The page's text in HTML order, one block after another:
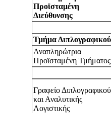
Προϊσταμένη
Διεύθυνσης
Τμήμα
Αναπληρώτρια
Προϊσταμένη Τμήματος
Γραφείο Διπλογραφικού
και Αναλυτικής
Λογιστικής